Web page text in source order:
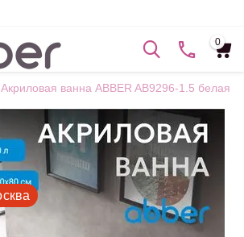
0
Акриловая ванна ABBER AB9296-1.5 белая